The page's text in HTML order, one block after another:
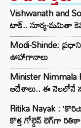
Vishwanath and
టాక్.. సూర్య-మమితా
Modi-Shinde:
ఊహాగానాలు
Minister Nimmala
ఆదేశాలు.. ఈ నెలలోనే
Ritika Nayak :
కొత్త గోల్డెన్ లెగ్‌గా